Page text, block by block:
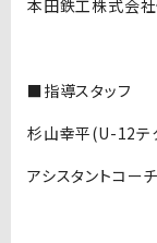
本田鉄工株式会
■指導スタッフ
杉山幸平(U-12テ
アシスタントコー